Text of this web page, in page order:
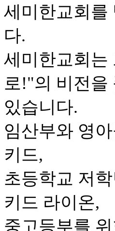
세미한교회를
다.
세미한교회는
로!"의 비전을
있습니다.
임산부와 영
키드,
초등학교 저
키드 라이온,
중고등부를